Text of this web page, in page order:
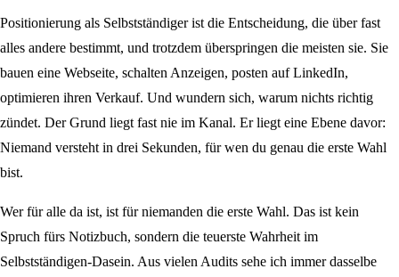
Positionierung als Selbstständiger ist die Entscheidung, die über fast
alles andere bestimmt, und trotzdem überspringen die meisten sie. Sie
bauen eine Webseite, schalten Anzeigen, posten auf LinkedIn,
optimieren ihren Verkauf. Und wundern sich, warum nichts richtig
zündet. Der Grund liegt fast nie im Kanal. Er liegt eine Ebene davor:
Niemand versteht in drei Sekunden, für wen du genau die erste Wahl
bist.
Wer für alle da ist, ist für niemanden die erste Wahl. Das ist kein
Spruch fürs Notizbuch, sondern die teuerste Wahrheit im
Selbstständigen-Dasein. Aus vielen Audits sehe ich immer dasselbe